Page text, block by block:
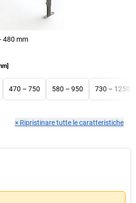
480 mm
]
470 – 750 580 – 950 730 – 1250
× Ripristinare tutte le caratteristiche